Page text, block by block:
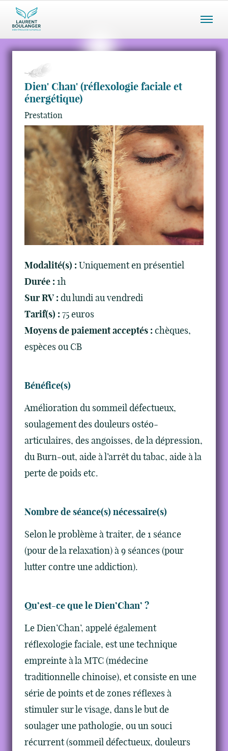
Dien' Chan' (réflexologie faciale et
énergétique)
Prestation
Modalité(s) :Uniquement en présentiel
Durée :1h
Sur RV :du lundi au vendredi
Tarif(s) :75 euros
Moyens de paiement acceptés :chèques,
espèces ou CB
Bénéfice(s)
Amélioration du sommeil défectueux,
soulagement des douleurs ostéo-
articulaires, des angoisses, de la dépression,
du Burn-out, aide à l’arrêt du tabac, aide à la
perte de poids etc.
Nombre de séance(s) nécessaire(s)
Selon le problème à traiter, de 1 séance
(pour de la relaxation) à 9 séances (pour
lutter contre une addiction).
Qu’est-ce que le Dien’Chan’ ?
Le Dien’Chan’, appelé également
réflexologie faciale, est une technique
empreinte à la MTC (médecine
traditionnelle chinoise), et consiste en une
série de points et de zones réflexes à
stimuler sur le visage, dans le but de
soulager une pathologie, ou un souci
récurrent (sommeil défectueux, douleurs